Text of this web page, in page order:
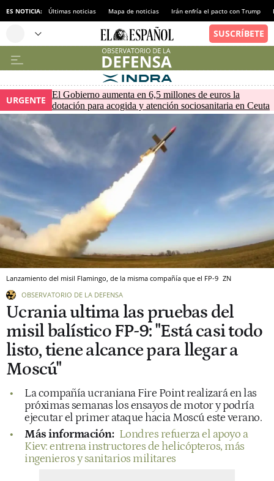
ES NOTICIA: Últimas noticias Mapa de noticias Irán enfría el pacto con Trump
URGENTE
El Gobierno aumenta en 6,5 millones de euros la
dotación para acogida y atención sociosanitaria en Ceuta
Lanzamiento del misil Flamingo, de la misma compañía que el FP-9 ZN
OBSERVATORIO DE LA DEFENSA
Ucrania ultima las pruebas del
misil balístico FP-9: "Está casi todo
listo, tiene alcance para llegar a
Moscú"
La compañía ucraniana Fire Point realizará en las
próximas semanas los ensayos de motor y podría
ejecutar el primer ataque hacia Moscú este verano.
Más información: Londres refuerza el apoyo a
Kiev: entrena instructores de helicópteros, más
ingenieros y sanitarios militares